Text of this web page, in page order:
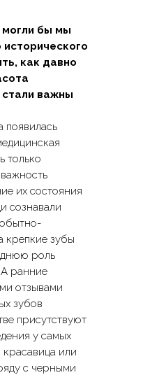
бы мы
как давно
важны
появилась
только
их состояния
сознавали
крепкие зубы
роль
ранние
отзывами
зубов
присутствуют
у самых
или
с черными